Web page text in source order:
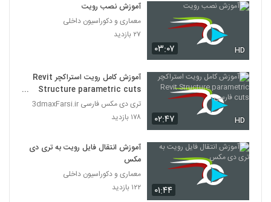
۰۳:۰۷ HD
آموزش نصب رویت
معماری و دکوراسیون داخلی
۲۷ بازدید
۰۲:۴۷ HD
آموزش کامل رویت استراکچر Revit
Structure parametric cuts
فارسی
تری دی مکس فارسی 3dmaxFarsi.ir
۱۷۸ بازدید
۰۱:۴۴
آموزش انتقال فایل رویت به تری دی
مکس
معماری و دکوراسیون داخلی
۱۲۲ بازدید